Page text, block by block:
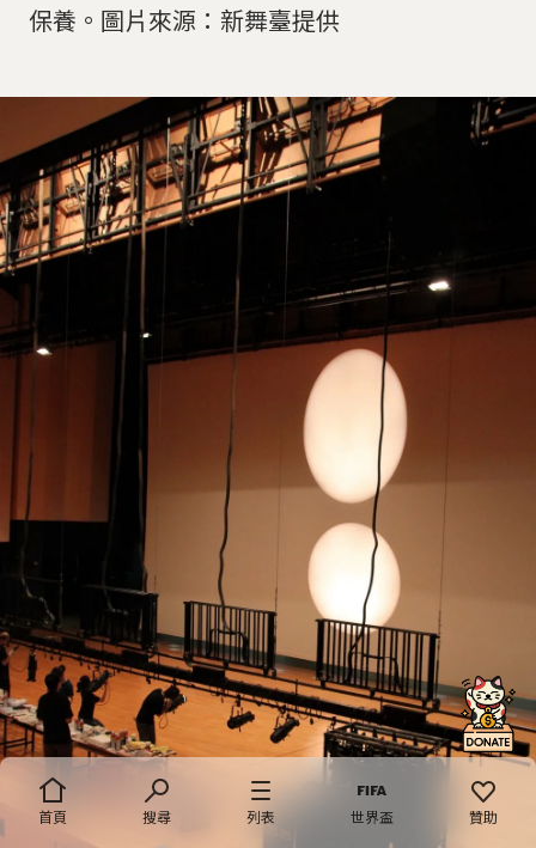
首頁 搜尋 列表 世界盃 贊助
保養。圖片來源：新舞臺提供